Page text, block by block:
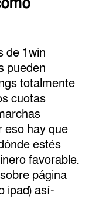
de 1win
pueden
totalmente
cuotas
eso hay que
estés
favorable.
página
ipad) así­